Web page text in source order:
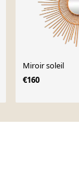
Miroir soleil
€160